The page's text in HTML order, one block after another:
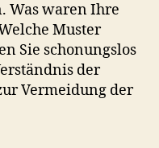
Was waren Ihre
Muster
Sie schonungslos
der
Vermeidung der